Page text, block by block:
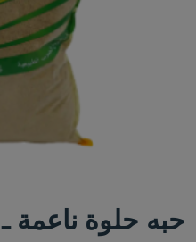
حبه حلوة ناعمة ـ 1 كيلو